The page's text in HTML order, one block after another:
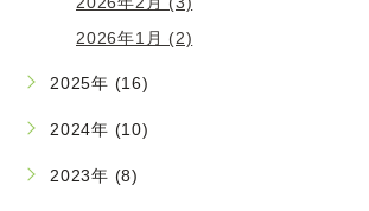
2026年1月 (2)
2025年 (16)
2024年 (10)
2023年 (8)